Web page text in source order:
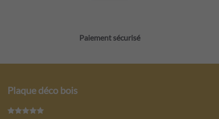
Paiement sécurisé
Plaque déco bois